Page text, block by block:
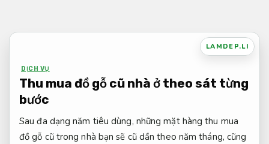
nội
LAMDEP.LI
DỊCH VỤ
Thu mua đồ gỗ cũ nhà ở theo sát từng
bước
Sau đa dạng năm tiêu dùng, những mặt hàng thu mua
đồ gỗ cũ trong nhà bạn sẽ cũ dần theo năm tháng, cũng